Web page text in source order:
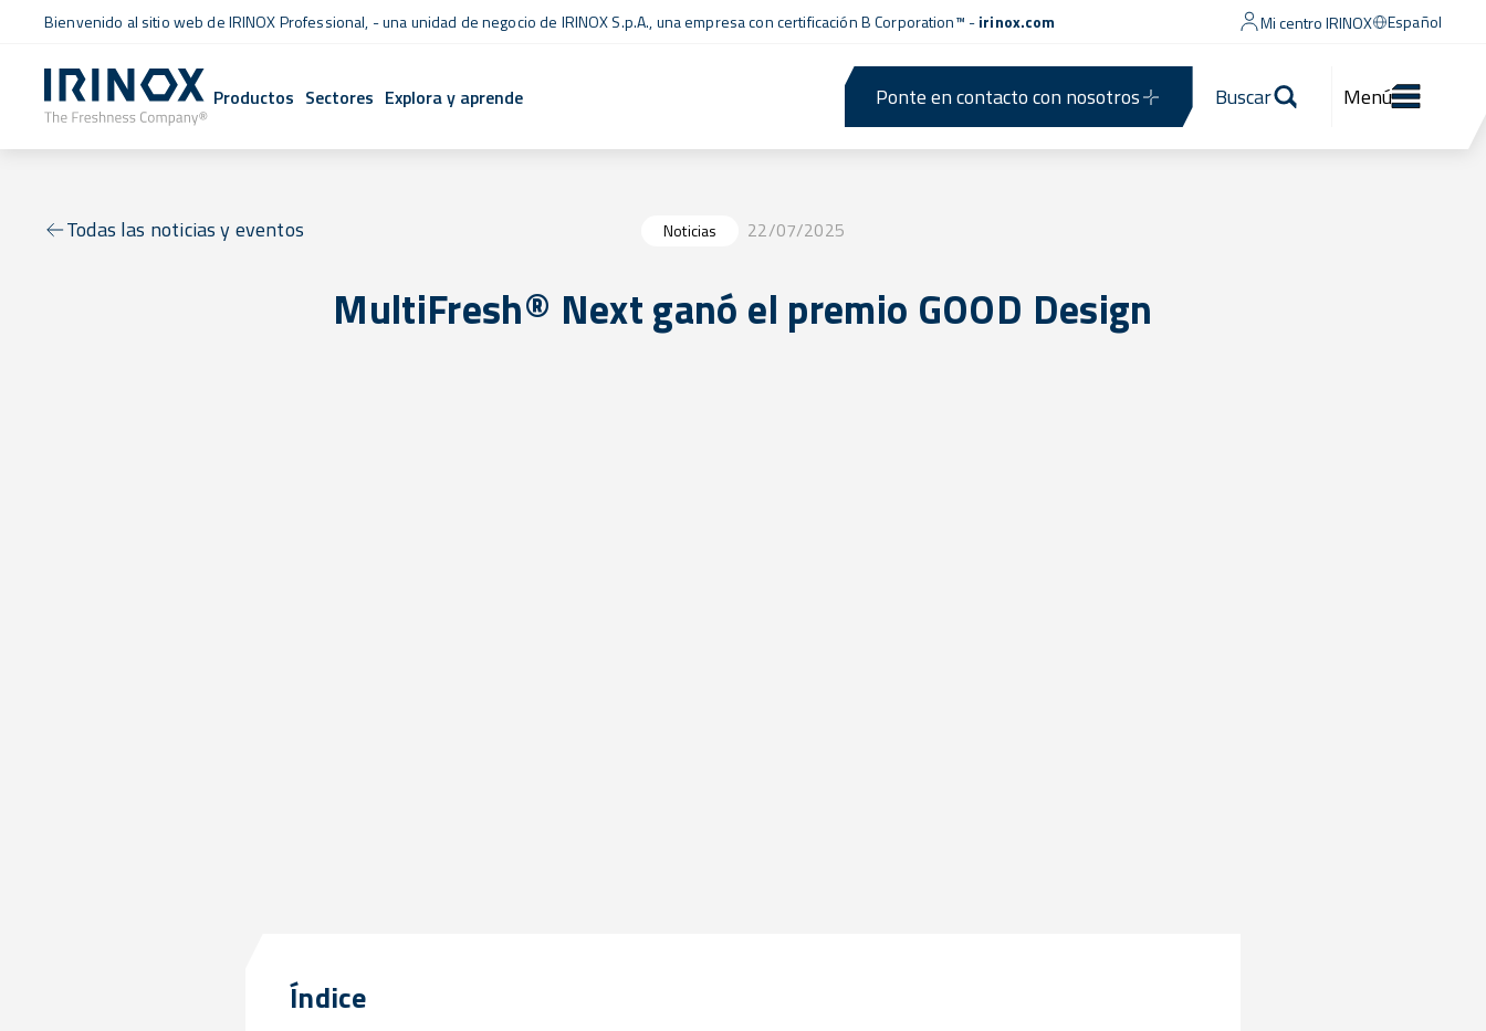
Bienvenido al sitio web de IRINOX Professional, - una unidad de negocio de IRINOX S.p.A., una empresa concertificación B Corporation™ -irinox.com Mi centro IRINOX Español
Productos Sectores Explora y aprende Ponte en contacto con nosotros Buscar Menú
Todas las noticias y eventos Noticias 22/07/2025
MultiFresh® Next ganó el premio GOOD Design
Índice